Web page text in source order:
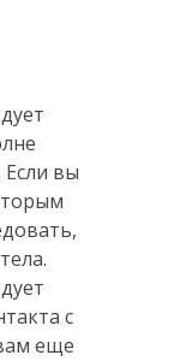
вы
с
еще